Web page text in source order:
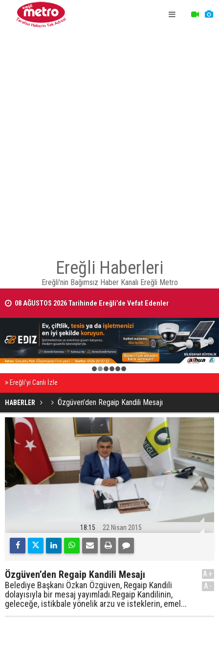
Ereğli Haberleri
Ereğli'nin Bağımsız Haber Kanalı Ereğli Metro
08 AĞUSTOS 2026 Tarihinde Ereğli’de Vefat Edenler
2 3 4 5 6
Ereğli’yi Canlı İzle
HABERLER Özgüven’den Regaip Kandili Mesajı
18:15 22 Nisan 2015
Özgüven’den Regaip Kandili Mesajı
Belediye Başkanı Özkan Özgüven, Regaip Kandili
dolayısıyla bir mesaj yayımladı.Regaip Kandilinin,
geleceğe, istikbale yönelik arzu ve isteklerin, emel...
A+
A-